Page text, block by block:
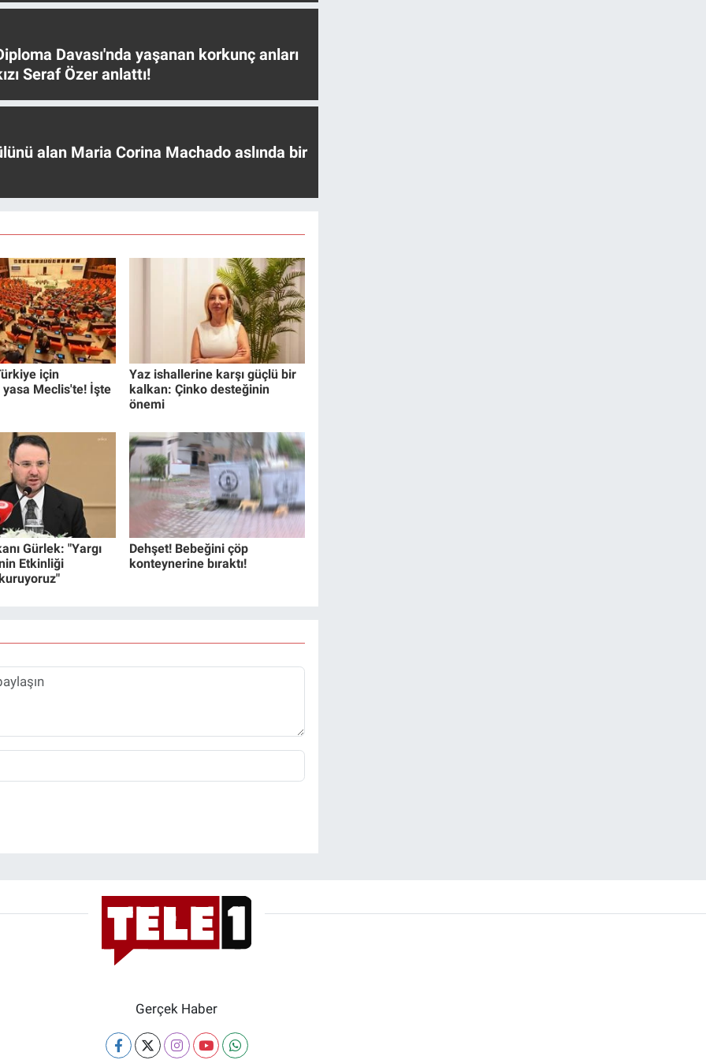
Davası'nda yaşanan korkunç anları
Seraf Özer anlattı!
alan Maria Corina Machado aslında bir
için
yasa Meclis'te! İşte
Yaz ishallerine karşı güçlü bir
kalkan: Çinko desteğinin
önemi
Gürlek: "Yargı
Etkinliği
Dehşet! Bebeğini çöp
konteynerine bıraktı!
Gerçek Haber